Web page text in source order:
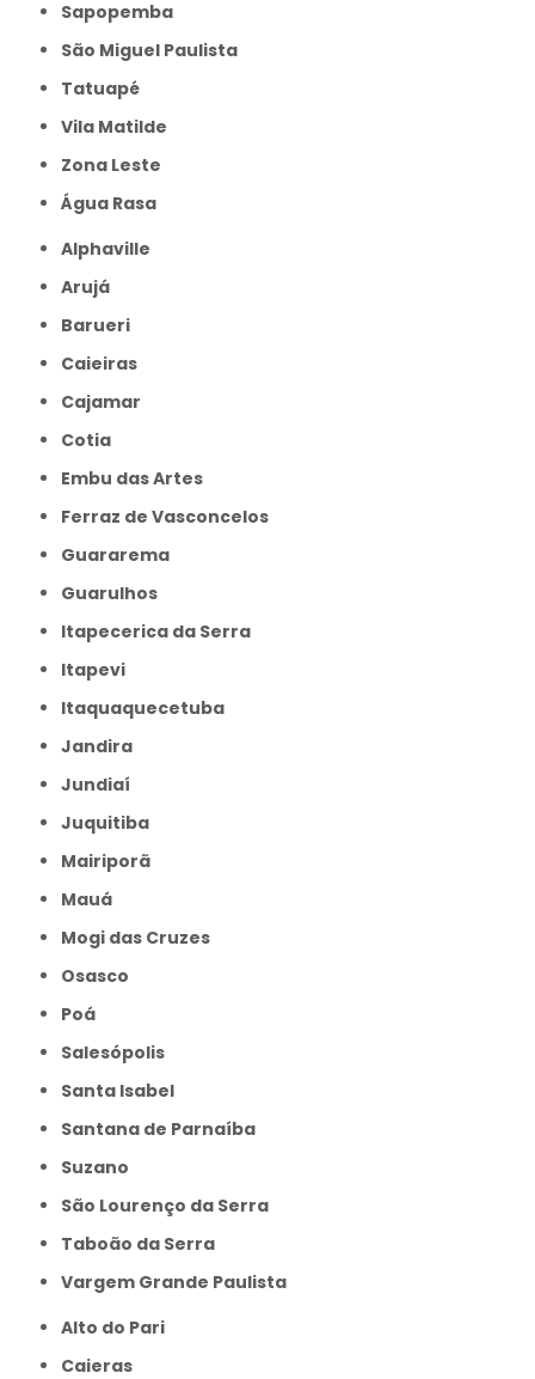
Sapopemba
São Miguel Paulista
Tatuapé
Vila Matilde
Zona Leste
Água Rasa
Alphaville
Arujá
Barueri
Caieiras
Cajamar
Cotia
Embu das Artes
Ferraz de Vasconcelos
Guararema
Guarulhos
Itapecerica da Serra
Itapevi
Itaquaquecetuba
Jandira
Jundiaí
Juquitiba
Mairiporã
Mauá
Mogi das Cruzes
Osasco
Poá
Salesópolis
Santa Isabel
Santana de Parnaíba
Suzano
São Lourenço da Serra
Taboão da Serra
Vargem Grande Paulista
Alto do Pari
Caieras